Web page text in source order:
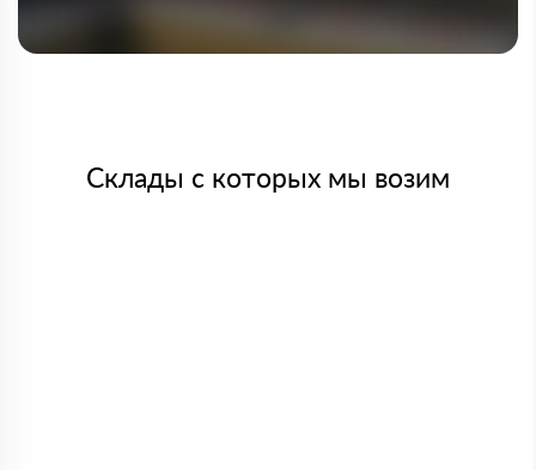
Склады с которых мы возим